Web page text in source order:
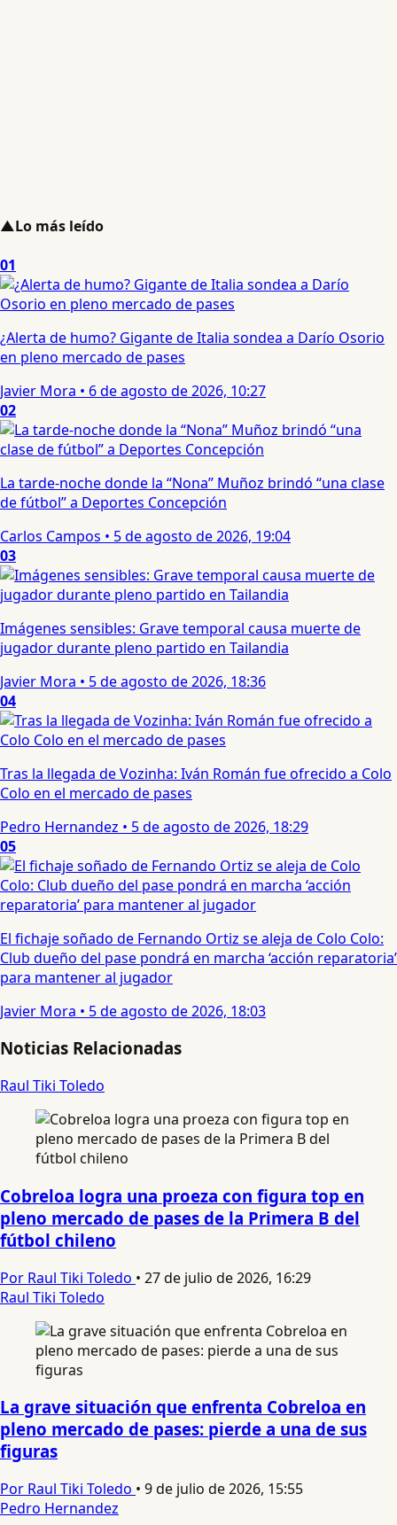
▲Lo más leído
01
¿Alerta de humo? Gigante de Italia sondea a Darío Osorio
en pleno mercado de pases
Javier Mora • 6 de agosto de 2026, 10:27
02
La tarde-noche donde la “Nona” Muñoz brindó “una clase
de fútbol” a Deportes Concepción
Carlos Campos • 5 de agosto de 2026, 19:04
03
Imágenes sensibles: Grave temporal causa muerte de
jugador durante pleno partido en Tailandia
Javier Mora • 5 de agosto de 2026, 18:36
04
Tras la llegada de Vozinha: Iván Román fue ofrecido a Colo
Colo en el mercado de pases
Pedro Hernandez • 5 de agosto de 2026, 18:29
05
El fichaje soñado de Fernando Ortiz se aleja de Colo Colo:
Club dueño del pase pondrá en marcha ‘acción reparatoria’
para mantener al jugador
Javier Mora • 5 de agosto de 2026, 18:03
Noticias Relacionadas
Raul Tiki Toledo
Cobreloa logra una proeza con figura top en
pleno mercado de pases de la Primera B del
fútbol chileno
Por Raul Tiki Toledo • 27 de julio de 2026, 16:29
Raul Tiki Toledo
La grave situación que enfrenta Cobreloa en
pleno mercado de pases: pierde a una de sus
figuras
Por Raul Tiki Toledo • 9 de julio de 2026, 15:55
Pedro Hernandez